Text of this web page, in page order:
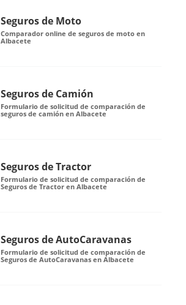
Seguros de Moto
Comparador online de seguros de moto en
Albacete
Seguros de Camión
Formulario de solicitud de comparación de
seguros de camión en Albacete
Seguros de Tractor
Formulario de solicitud de comparación de
Seguros de Tractor en Albacete
Seguros de AutoCaravanas
Formulario de solicitud de comparación de
Seguros de AutoCaravanas en Albacete